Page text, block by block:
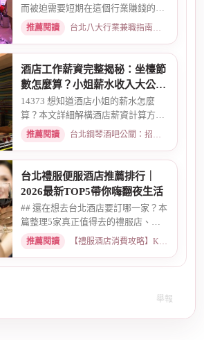
而被迫需要短期在這個行業賺錢的時
候而環境又你文章提到的那麼...
推薦閱讀 台北八大行業兼職指南：熱門職缺與求職須知 · 2026-02-13
酒店工作薪資完整揭秘：坐檯節
數怎麼算？小姐薪水收入大公開
｜2026最新
14373 想知道酒店小姐的薪水怎麼
算？本文詳細解構酒店薪資計算方
式，從「坐檯節數」的基本概念、...
推薦閱讀 台北鋼琴酒吧公關：招募條件與工作環境介紹 · 2026-03-09
台北禮服便服酒店推薦排行｜
2026最新TOP5帶你嗨翻夜生活
## 還在想去台北酒店要訂哪一家？本
篇整理5家真正值得去的禮服店、便
服店，從氣氛、小姐素質、消...
推薦閱讀 【禮服酒店消費攻略】KTV喝酒娛樂、價格試算 · 2026-05-08
舉報